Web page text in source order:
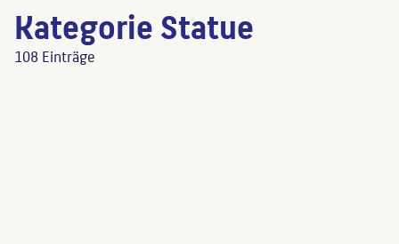
Kategorie Statue
108 Einträge